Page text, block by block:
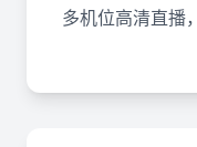
多机位高清直播